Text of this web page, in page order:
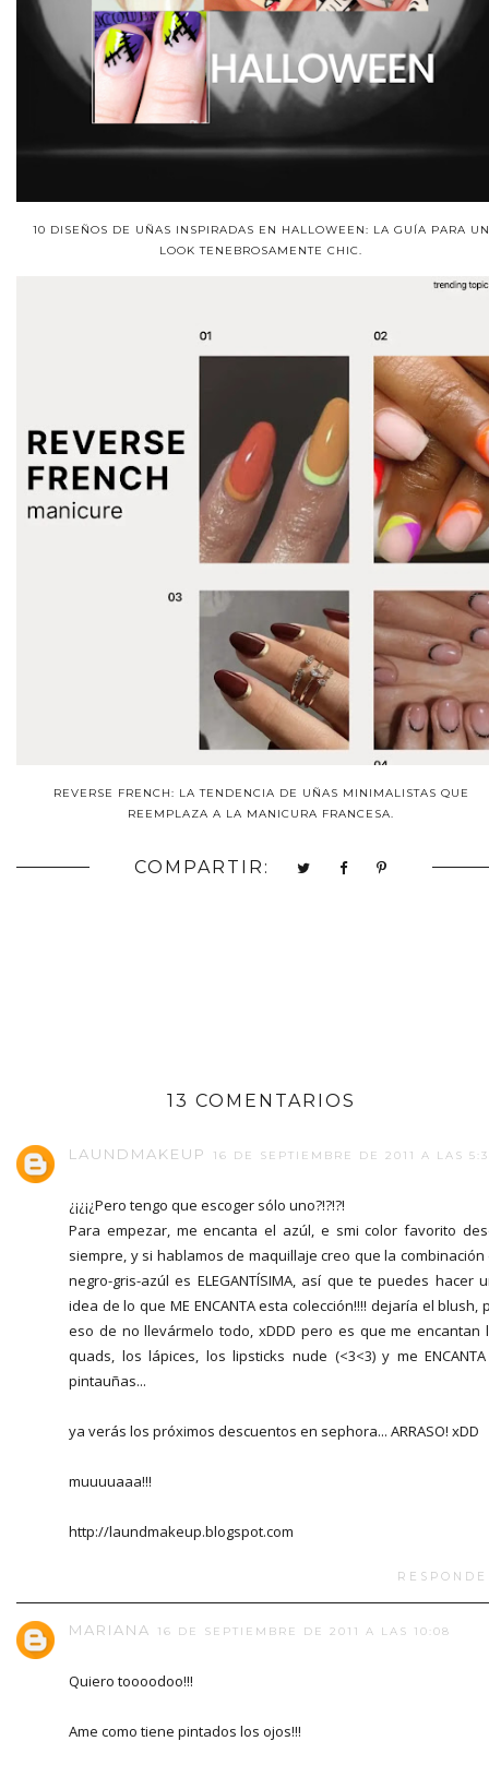
10 DISEÑOS DE UÑAS INSPIRADAS EN HALLOWEEN: LA GUÍA PARA UN
LOOK TENEBROSAMENTE CHIC.
REVERSE FRENCH: LA TENDENCIA DE UÑAS MINIMALISTAS QUE
REEMPLAZA A LA MANICURA FRANCESA.
COMPARTIR:
13 COMENTARIOS
LAUNDMAKEUP 16 DE SEPTIEMBRE DE 2011 A LAS
¿¡¿¡¿Pero tengo que escoger sólo uno?!?!?!
Para empezar, me encanta el azúl, e smi color favorito
siempre, y si hablamos de maquillaje creo que la combinación
negro-gris-azúl es ELEGANTÍSIMA, así que te puedes hacer
idea de lo que ME ENCANTA esta colección!!!! dejaría el blush,
eso de no llevármelo todo, xDDD pero es que me encantan
quads, los lápices, los lipsticks nude (<3<3) y me
pintauñas...
ya verás los próximos descuentos en sephora... ARRASO! xDD
muuuuaaa!!!
http://laundmakeup.blogspot.com
MARIANA 16 DE SEPTIEMBRE DE 2011 A LAS 10:08
Quiero toooodoo!!!
Ame como tiene pintados los ojos!!!